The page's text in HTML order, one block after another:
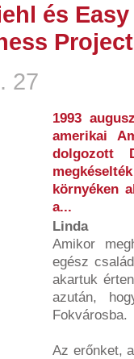
és
27
1993
amerikai
dolgozott
környéken
a...
Linda
Amikor
egész
akartuk
azután,
Fokvárosba.
Az erőnket,